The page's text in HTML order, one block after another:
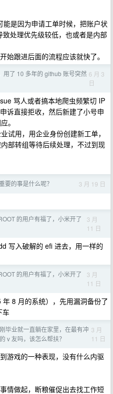
是因为申请工单时候，把账户状
致处理优先级较低，也或者是内部
始跟进后面的流程应该就快了。
用了 10 多年的 github 账号突然 6 月 3
日
骂人或者搞本地爬虫频繁切 IP
诉直接拒收，然后新建了小号申
。
试用，用企业身份创建新工单，
部转组等待后续处理，不过到现
要的事是什么呢？ 3 月 19 日
的用户有福了，小米开了
3 月
11 日
写入破解的 efi 进去，用一样的
的用户有福了，小米开了
3 月
11 日
8 月的系统），先用漏洞备份了
车
毕业就一直躺在家里，在最有冲
v 友吗，该怎么帮扶？
3 月
11 日
游戏的一种表现，没有什么内驱
情做起，断粮催促出去找工作短